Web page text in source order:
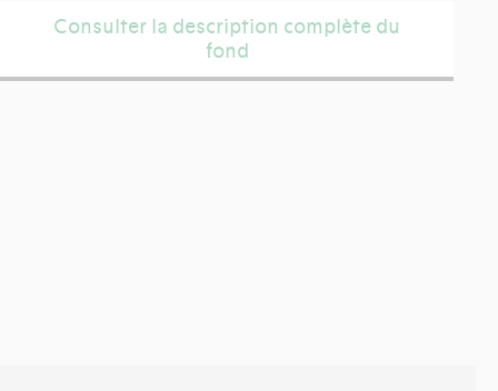
Consulter la description complète du
fond